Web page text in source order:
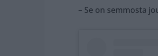
– Se on semmosta